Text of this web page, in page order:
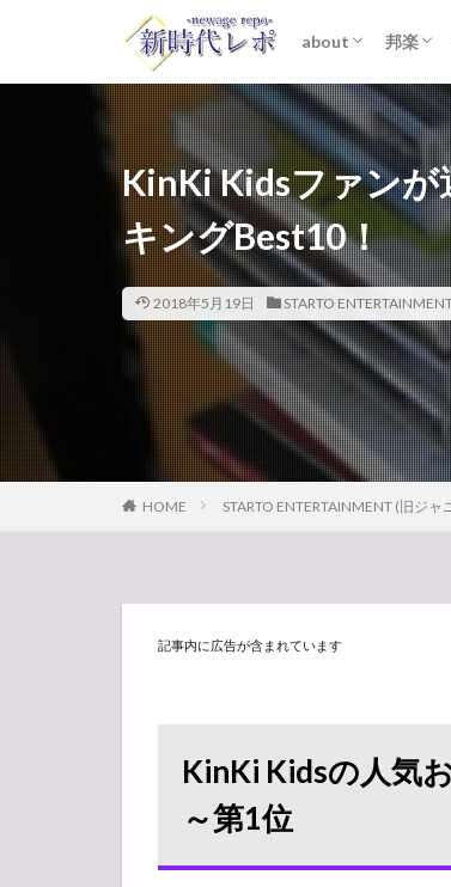
about
ライター紹介
プライバシーポリ
免責事項
邦楽
女性ア
K-POP
洋楽
KinKi Kidsファン
キングBest10！
2018年5月19日 STARTO
HOME STARTO ENTERTAINMENT (旧ジャ
記事内に広告が含まれています
KinKi Kidsの人気
～第1位